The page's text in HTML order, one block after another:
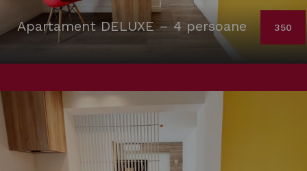
Apartament DELUXE – 4 persoane 350